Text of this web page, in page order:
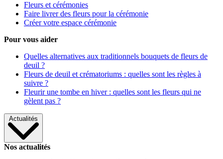
Fleurs et cérémonies
Faire livrer des fleurs pour la cérémonie
Créer votre espace cérémonie
Pour vous aider
Quelles alternatives aux traditionnels bouquets de fleurs de
deuil ?
Fleurs de deuil et crématoriums : quelles sont les règles à
suivre ?
Fleurir une tombe en hiver : quelles sont les fleurs qui ne
gèlent pas ?
Actualités
Nos actualités